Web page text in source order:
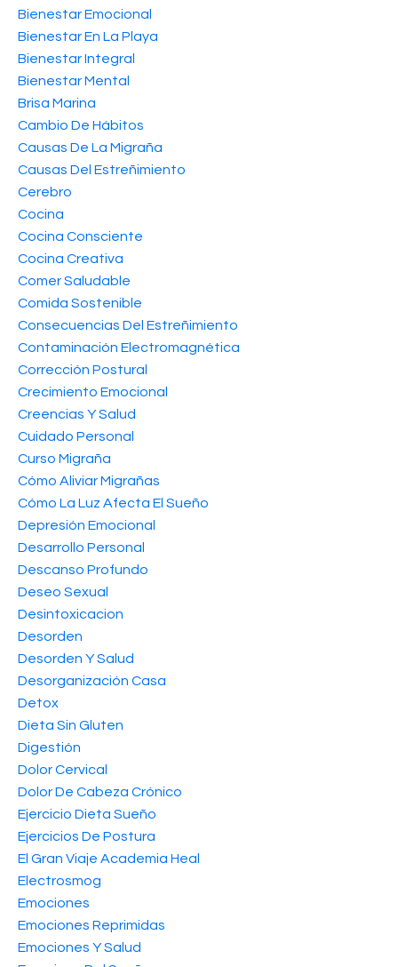
Bienestar Emocional
Bienestar En La Playa
Bienestar Integral
Bienestar Mental
Brisa Marina
Cambio De Hábitos
Causas De La Migraña
Causas Del Estreñimiento
Cerebro
Cocina
Cocina Consciente
Cocina Creativa
Comer Saludable
Comida Sostenible
Consecuencias Del Estreñimiento
Contaminación Electromagnética
Corrección Postural
Crecimiento Emocional
Creencias Y Salud
Cuidado Personal
Curso Migraña
Cómo Aliviar Migrañas
Cómo La Luz Afecta El Sueño
Depresión Emocional
Desarrollo Personal
Descanso Profundo
Deseo Sexual
Desintoxicacion
Desorden
Desorden Y Salud
Desorganización Casa
Detox
Dieta Sin Gluten
Digestión
Dolor Cervical
Dolor De Cabeza Crónico
Ejercicio Dieta Sueño
Ejercicios De Postura
El Gran Viaje Academia Heal
Electrosmog
Emociones
Emociones Reprimidas
Emociones Y Salud